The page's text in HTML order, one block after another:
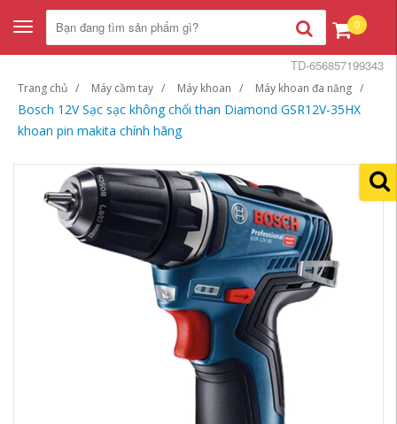
Toggle
navigation
0
Trang chủ Máy cầm tay Máy khoan Máy khoan đa năng
Bosch 12V Sạc sạc không chổi than Diamond GSR12V-35HX
khoan pin makita chính hãng
TD-656857199343